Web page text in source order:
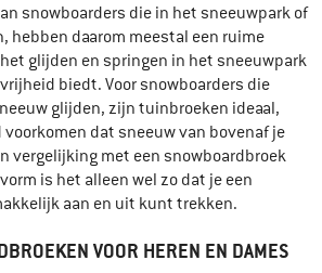
snowboarders die in het sneeuwpark of
hebben daarom meestal een ruime
glijden en springen in het sneeuwpark
biedt. Voor snowboarders die
glijden, zijn tuinbroeken ideaal,
dat sneeuw van bovenaf je
vergelijking met een snowboardbroek
is het alleen wel zo dat je een
aan en uit kunt trekken.
VOOR HEREN EN DAMES